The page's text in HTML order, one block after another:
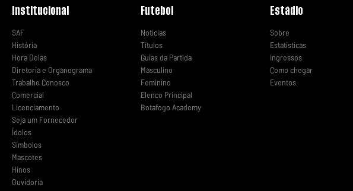
Institucional
SAF
História
Hora Delas
Diretoria e Organograma
Trabalhe Conosco
Comercial
Licenciamento
Seja um Fornecedor
Ídolos
Símbolos
Mascotes
Hinos
Ouvidoria
Futebol
Notícias
Títulos
Guias da Partida
Masculino
Feminino
Elenco Principal
Botafogo Academy
Estádio
Sobre
Estatísticas
Ingressos
Como chegar
Eventos